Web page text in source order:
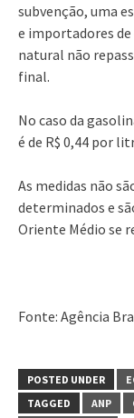
subvenção, uma
e importadores de
natural não
final.
No caso da
é de R$ 0,44 por
As medidas não
determinados e
Oriente Médio se
Fonte: Agência
POSTED UNDER
TAGGED
ANP